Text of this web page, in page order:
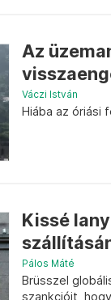
Az
Váczi István
Hiába az óriási
Kissé
Pálos Máté
Brüsszel
szankcióit,